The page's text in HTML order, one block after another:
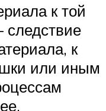
к той
следствие
к
или иным